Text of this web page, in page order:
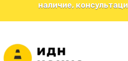
наличие,